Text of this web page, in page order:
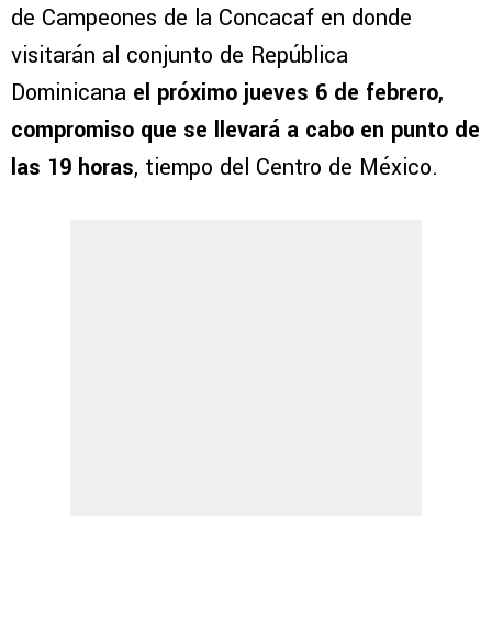
de Campeones de la Concacaf en donde
visitarán al conjunto de República
Dominicana el próximo jueves 6 de febrero,
compromiso que se llevará a cabo en punto de
las 19 horas, tiempo del Centro de México.